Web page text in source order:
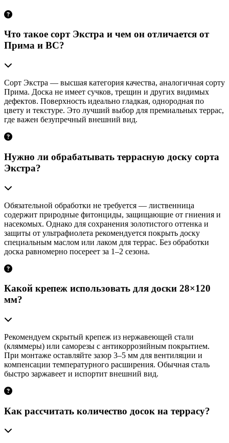
Что такое сорт Экстра и чем он отличается от
Прима и ВС?
Сорт Экстра — высшая категория качества, аналогичная сорту
Прима. Доска не имеет сучков, трещин и других видимых
дефектов. Поверхность идеально гладкая, однородная по
цвету и текстуре. Это лучший выбор для премиальных террас,
где важен безупречный внешний вид.
Нужно ли обрабатывать террасную доску сорта
Экстра?
Обязательной обработки не требуется — лиственница
содержит природные фитонциды, защищающие от гниения и
насекомых. Однако для сохранения золотистого оттенка и
защиты от ультрафиолета рекомендуется покрыть доску
специальным маслом или лаком для террас. Без обработки
доска равномерно посереет за 1–2 сезона.
Какой крепеж использовать для доски 28×120
мм?
Рекомендуем скрытый крепеж из нержавеющей стали
(кляммеры) или саморезы с антикоррозийным покрытием.
При монтаже оставляйте зазор 3–5 мм для вентиляции и
компенсации температурного расширения. Обычная сталь
быстро заржавеет и испортит внешний вид.
Как рассчитать количество досок на террасу?